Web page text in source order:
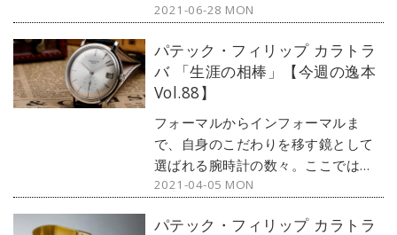
ランド腕時計専門店・MOON
デルからアンティークまで、見る者
の感性を刺激する1本をセレクト。今
回はオメガから、アンティークのシ
ーマスター 300をご紹介しよう。
2021-06-28 MON
パテック・フィリップ カラトラ
バ 「生涯の相棒」【今週の逸本
Vol.88】
フォーマルからインフォーマルま
で、自身のこだわりを移す鏡として
選ばれる腕時計の数々。ここではブ
ランド腕時計専門店・MOON
デルからアンティークまで、見る者
2021-04-05 MON
パテック・フィリップ カラトラ